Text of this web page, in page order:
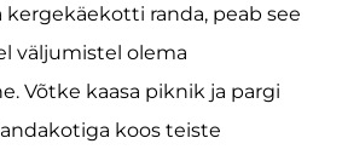
kergekäekotti randa, peab see
väljumistel olema
Võtke kaasa piknik ja pargi
koos teiste